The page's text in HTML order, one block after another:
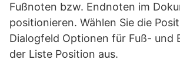
Fußnoten bzw. Endnoten im
positionieren. Wählen Sie die
Dialogfeld Optionen für Fuß- und
der Liste Position aus.